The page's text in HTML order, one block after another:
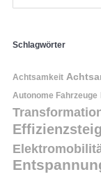
Schlagwörter
Achtsamkeit
Autonome Fahrzeuge